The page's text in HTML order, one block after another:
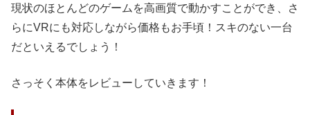
現状のほとんどのゲームを高画質で動かすことができ、さ
らにVRにも対応しながら価格もお手頃！スキのない一台
だといえるでしょう！
さっそく本体をレビューしていきます！